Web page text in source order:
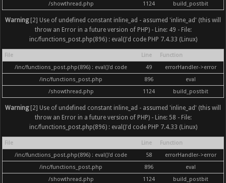
/showthread.php
1124 build_postbit
Warning[2] Use of undefined constant inline_ad - assumed 'inline_ad' (this will
throw an Error in a future version of PHP) - Line: 49 - File:
inc/functions_post.php(896) : eval()'d code PHP 7.4.33 (Linux)
File Line
Function
/inc/functions_post.php(896) : eval()'d code
49
errorHandler->error
/inc/functions_post.php
896
eval
/showthread.php
1124 build_postbit
Warning[2] Use of undefined constant inline_ad - assumed 'inline_ad' (this will
throw an Error in a future version of PHP) - Line: 58 - File:
inc/functions_post.php(896) : eval()'d code PHP 7.4.33 (Linux)
File Line
Function
/inc/functions_post.php(896) : eval()'d code
58
errorHandler->error
/inc/functions_post.php
896
eval
/showthread.php
1124 build_postbit